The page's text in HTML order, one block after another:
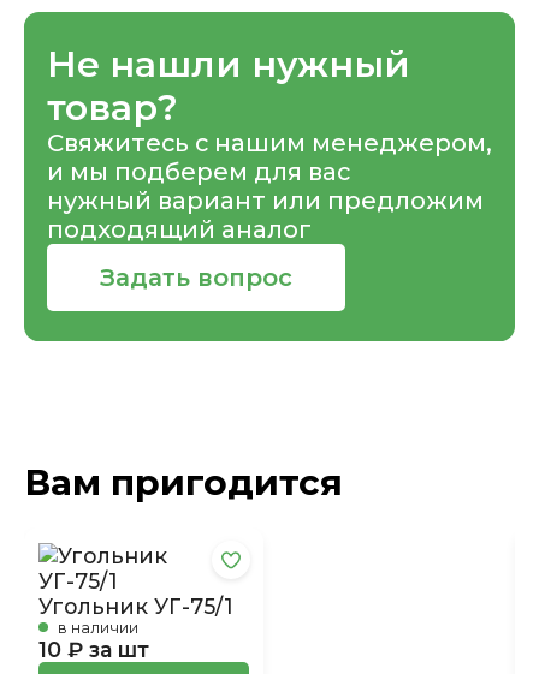
Не нашли нужный
товар?
Свяжитесь с нашим менеджером,
и мы подберем для вас
нужный вариант или предложим
подходящий аналог
Задать вопрос
Вам пригодится
Угольник УГ-75/1
в наличии
10 ₽ за шт